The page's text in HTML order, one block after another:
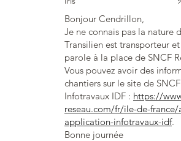
Bonjour Cendrillon,
Je ne connais pas la nature
Transilien est transporteur
parole à la place de SNCF
Vous pouvez avoir des
chantiers sur le site de
Infotravaux IDF : https://
reseau.com/fr/ile-de-
application-infotravaux-idf.
Bonne journée